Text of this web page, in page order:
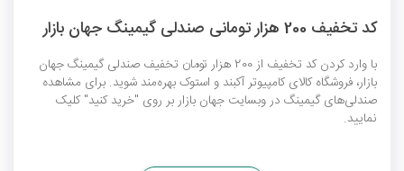
کد تخفیف 200 هزار تومانی صندلی گیمینگ جهان بازار
با وارد کردن کد تخفیف از 200 هزار تومان تخفیف صندلی گیمینگ جهان
بازار، فروشگاه کالای کامپیوتر آکبند و استوک بهره‌مند شوید. برای مشاهده
صندلی‌های گیمینگ در وبسایت جهان بازار بر روی "خرید کنید" کلیک
نمایید.